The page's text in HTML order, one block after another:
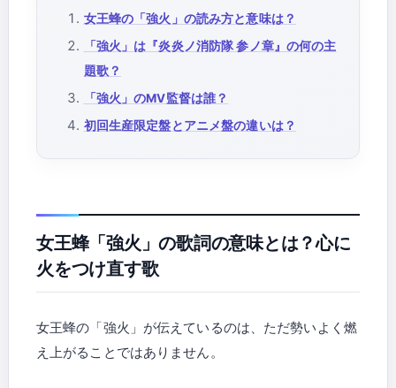
女王蜂の「強火」の読み方と意味は？
「強火」は『炎炎ノ消防隊 参ノ章』の何の主
題歌？
「強火」のMV監督は誰？
初回生産限定盤とアニメ盤の違いは？
女王蜂「強火」の歌詞の意味とは？心に
火をつけ直す歌
女王蜂の「強火」が伝えているのは、ただ勢いよく燃
え上がることではありません。